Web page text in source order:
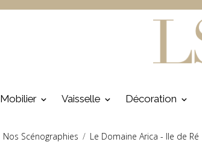
Mobilier Vaisselle Décoration
Nos Scénographies Le Domaine Arica - Ile de Ré